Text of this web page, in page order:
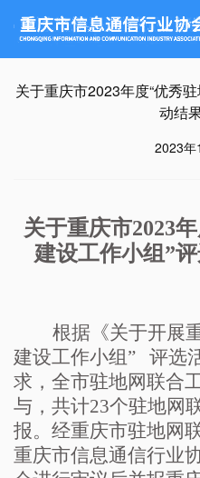
关于重庆市2023年度“优秀
动结
2023年
关于重庆市2023
建设工作小组”
根据《关于开展
建设工作小组” 评选
求，全市驻地网联合
与，共计23个驻地网
报。经重庆市驻地网
重庆市信息通信行业